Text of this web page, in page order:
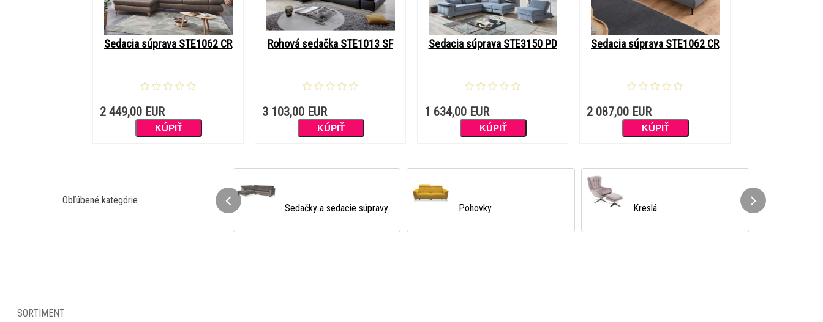
Sedacia súprava STE1062 CR
2 449,00 EUR
Rohová sedačka STE1013 SF
3 103,00 EUR
Sedacia súprava STE3150 PD
1 634,00 EUR
Sedacia súprava STE1062 CR
2 087,00 EUR
Obľúbené kategórie
Sedačky a sedacie súpravy Pohovky Kreslá Obývacie steny
SORTIMENT